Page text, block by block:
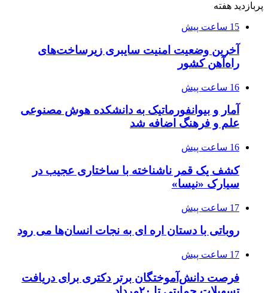
پربازدید هفته
15 ساعت پیش
آخرین وضعیت امنیت سایبری زیرساخت‌های
راه‌آهن کشور
16 ساعت پیش
آمار و بیوانفورماتیک به دانشکده هوش مصنوعی
علم و فرهنگ اضافه شد
16 ساعت پیش
کشف یک قمر ناشناخته با ساختاری عجیب در
سیارک «نیسا»
17 ساعت پیش
روباتی با دستان اره ای به نجات انسان‌ها می رود
17 ساعت پیش
فرصت دانش‌آموختگان برتر دکتری‌ برای دریافت